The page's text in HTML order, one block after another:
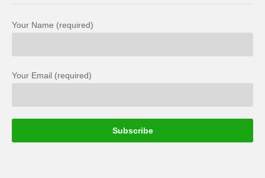
Your Name (required)
Your Email (required)